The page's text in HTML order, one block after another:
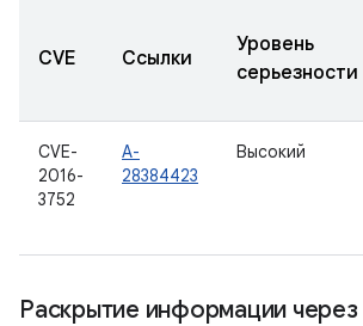
CVE Ссылки
Уровень
серьезности
CVE-
2016-
3752
A-
28384423
Высокий
Раскрытие информации